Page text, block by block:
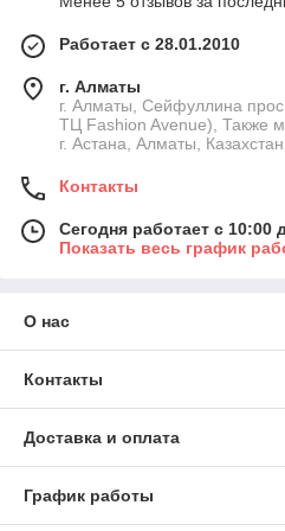
Работает с 28.01.2010
г. Алматы
г. Алматы, Сейфуллина
ТЦ Fashion Avenue), Также
г. Астана, Алматы, Казахстан
Контакты
Сегодня работает с 10:00
Показать весь график
О нас
Контакты
Доставка и оплата
График работы